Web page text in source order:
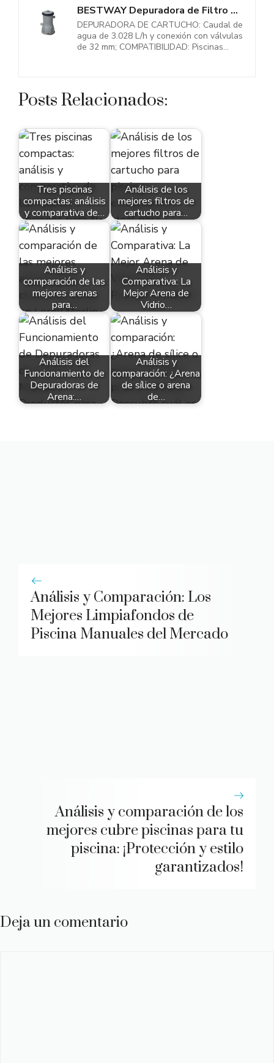
BESTWAY Depuradora de Filtro de Cartucho de 3.028 litros/hora 20x18x31 cm...
DEPURADORA DE CARTUCHO: Caudal de
agua de 3.028 L/h y conexión con válvulas
de 32 mm; COMPATIBILIDAD: Piscinas...
Posts Relacionados:
Tres piscinas
compactas: análisis
y comparativa de…
Análisis de los
mejores filtros de
cartucho para…
Análisis y
comparación de las
mejores arenas
para…
Análisis y
Comparativa: La
Mejor Arena de
Vidrio…
Análisis del
Funcionamiento de
Depuradoras de
Arena:…
Análisis y
comparación: ¿Arena
de sílice o arena
de…
Análisis y Comparación: Los
Mejores Limpiafondos de
Piscina Manuales del Mercado
Análisis y comparación de los
mejores cubre piscinas para tu
piscina: ¡Protección y estilo
garantizados!
Deja un comentario